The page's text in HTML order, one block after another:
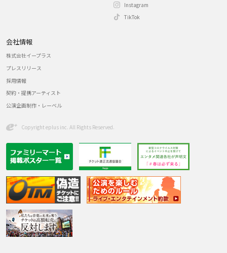
Instagram
TikTok
会社情報
株式会社イープラス
プレスリリース
採用情報
契約・提携アーティスト
公演企画制作・レーベル
Copyright eplus inc. All Rights Reserved.